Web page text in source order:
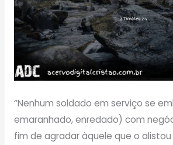
“Nenhum soldado em serviço se
emaranhado, enredado) com
fim de agradar àquele que o alistou